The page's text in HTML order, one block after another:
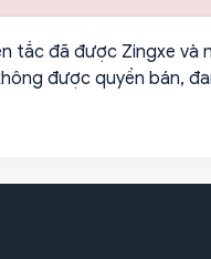
đã được Zingxe
được quyền bán,